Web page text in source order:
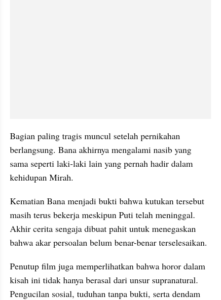
Bagian paling tragis muncul setelah pernikahan
berlangsung. Bana akhirnya mengalami nasib yang
sama seperti laki-laki lain yang pernah hadir dalam
kehidupan Mirah.
Kematian Bana menjadi bukti bahwa kutukan tersebut
masih terus bekerja meskipun Puti telah meninggal.
Akhir cerita sengaja dibuat pahit untuk menegaskan
bahwa akar persoalan belum benar-benar terselesaikan.
Penutup film juga memperlihatkan bahwa horor dalam
kisah ini tidak hanya berasal dari unsur supranatural.
Pengucilan sosial, tuduhan tanpa bukti, serta dendam